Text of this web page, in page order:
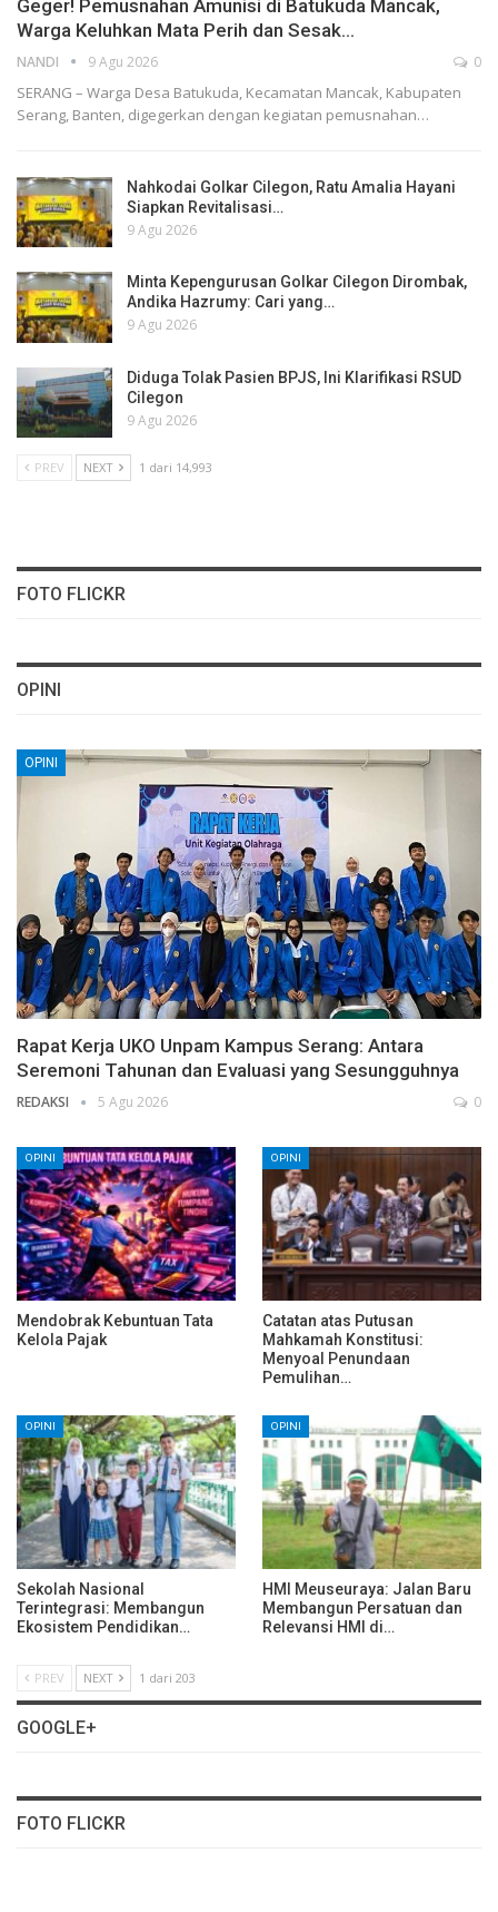
Geger! Pemusnahan Amunisi di Batukuda Mancak,
Warga Keluhkan Mata Perih dan Sesak…
NANDI 9 Agu 2026 0
SERANG – Warga Desa Batukuda, Kecamatan Mancak, Kabupaten
Serang, Banten, digegerkan dengan kegiatan pemusnahan…
Nahkodai Golkar Cilegon, Ratu Amalia Hayani
Siapkan Revitalisasi…
9 Agu 2026
Minta Kepengurusan Golkar Cilegon Dirombak,
Andika Hazrumy: Cari yang…
9 Agu 2026
Diduga Tolak Pasien BPJS, Ini Klarifikasi RSUD
Cilegon
9 Agu 2026
PREV NEXT 1 dari 14,993
FOTO FLICKR
OPINI
OPINI
Rapat Kerja UKO Unpam Kampus Serang: Antara
Seremoni Tahunan dan Evaluasi yang Sesungguhnya
REDAKSI 5 Agu 2026 0
OPINI
Mendobrak Kebuntuan Tata
Kelola Pajak
OPINI
Catatan atas Putusan
Mahkamah Konstitusi:
Menyoal Penundaan
Pemulihan…
OPINI
Sekolah Nasional
Terintegrasi: Membangun
Ekosistem Pendidikan…
OPINI
HMI Meuseuraya: Jalan Baru
Membangun Persatuan dan
Relevansi HMI di…
PREV NEXT 1 dari 203
GOOGLE+
FOTO FLICKR